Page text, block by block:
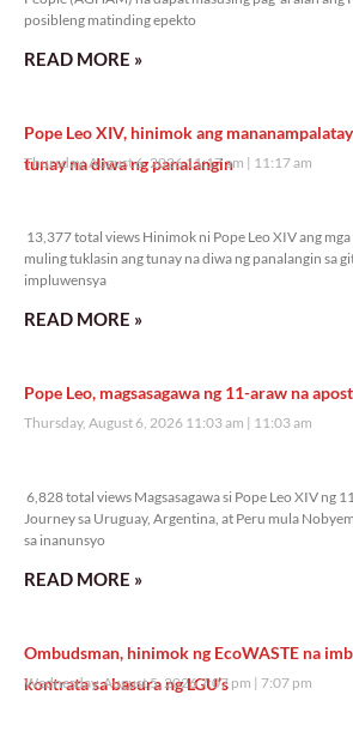
posibleng matinding epekto
READ MORE »
Pope Leo XIV, hinimok ang
tunay na diwa ng panalangin
Thursday, August 6, 2026 11:17 am 11:17 am
13,377 total views Hinimok ni Pope Leo XIV ang
muling tuklasin ang tunay na diwa ng panalangin sa
impluwensya
READ MORE »
Pope Leo, magsasagawa ng 11-araw na
Thursday, August 6, 2026 11:03 am 11:03 am
6,828 total views Magsasagawa si Pope Leo XIV ng
Journey sa Uruguay, Argentina, at Peru mula
sa inanunsyo
READ MORE »
Ombudsman, hinimok ng EcoWASTE na
kontrata sa basura ng LGU’s
Wednesday, August 5, 2026 7:07 pm 7:07 pm